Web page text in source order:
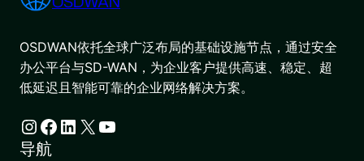
OSDWAN依托全球广泛布局的基础设施节点，通过安全
办公平台与SD-WAN，为企业客户提供高速、稳定、超
低延迟且智能可靠的企业网络解决方案。
Instagram Facebook LinkedIn X YouTube
导航